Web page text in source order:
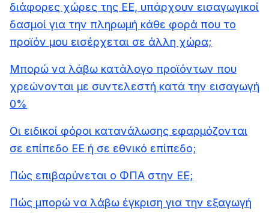
διάφορες χώρες της ΕΕ, υπάρχουν εισαγωγικοί
δασμοί για την πληρωμή κάθε φορά που το
προϊόν μου εισέρχεται σε άλλη χώρα;
Μπορώ να λάβω κατάλογο προϊόντων που
χρεώνονται με συντελεστή κατά την εισαγωγή
0%
Οι ειδικοί φόροι κατανάλωσης εφαρμόζονται
σε επίπεδο ΕΕ ή σε εθνικό επίπεδο;
Πώς επιβαρύνεται ο ΦΠΑ στην ΕΕ;
Πώς μπορώ να λάβω έγκριση για την εξαγωγή